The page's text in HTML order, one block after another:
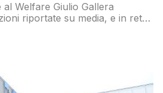
al Welfare Giulio Gallera
riportate su media, e in rete,
struttura ospedaliera